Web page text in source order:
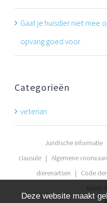
Gaat je huisdier niet mee
opvang goed voor
Categorieën
veterian
Juridische informatie
clausule | Algemene
dierenartsen | Code
Deze website maakt